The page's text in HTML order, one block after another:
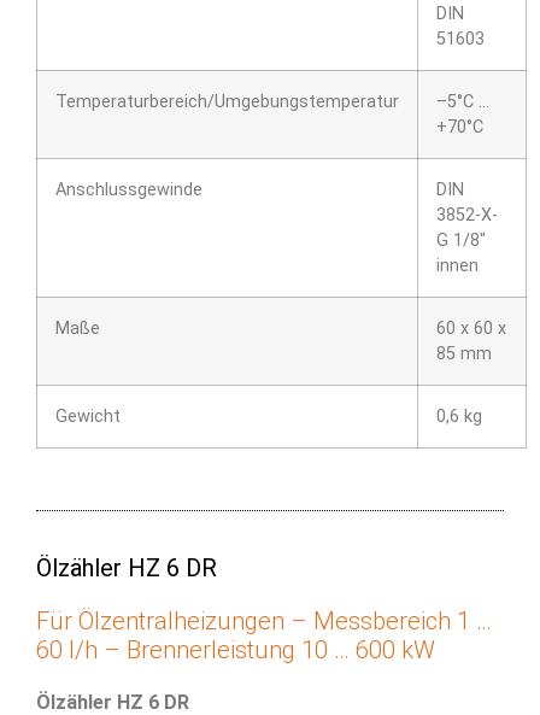
DIN
51603
Temperaturbereich/Umgebungstemperatur
–5°C …
+70°C
Anschlussgewinde
DIN
3852-X-
G 1/8″
innen
Maße
60 x 60 x
85 mm
Gewicht 0,6 kg
Ölzähler HZ 6 DR
Für Ölzentralheizungen – Messbereich 1 …
60 l/h – Brennerleistung 10 … 600 kW
Ölzähler HZ 6 DR